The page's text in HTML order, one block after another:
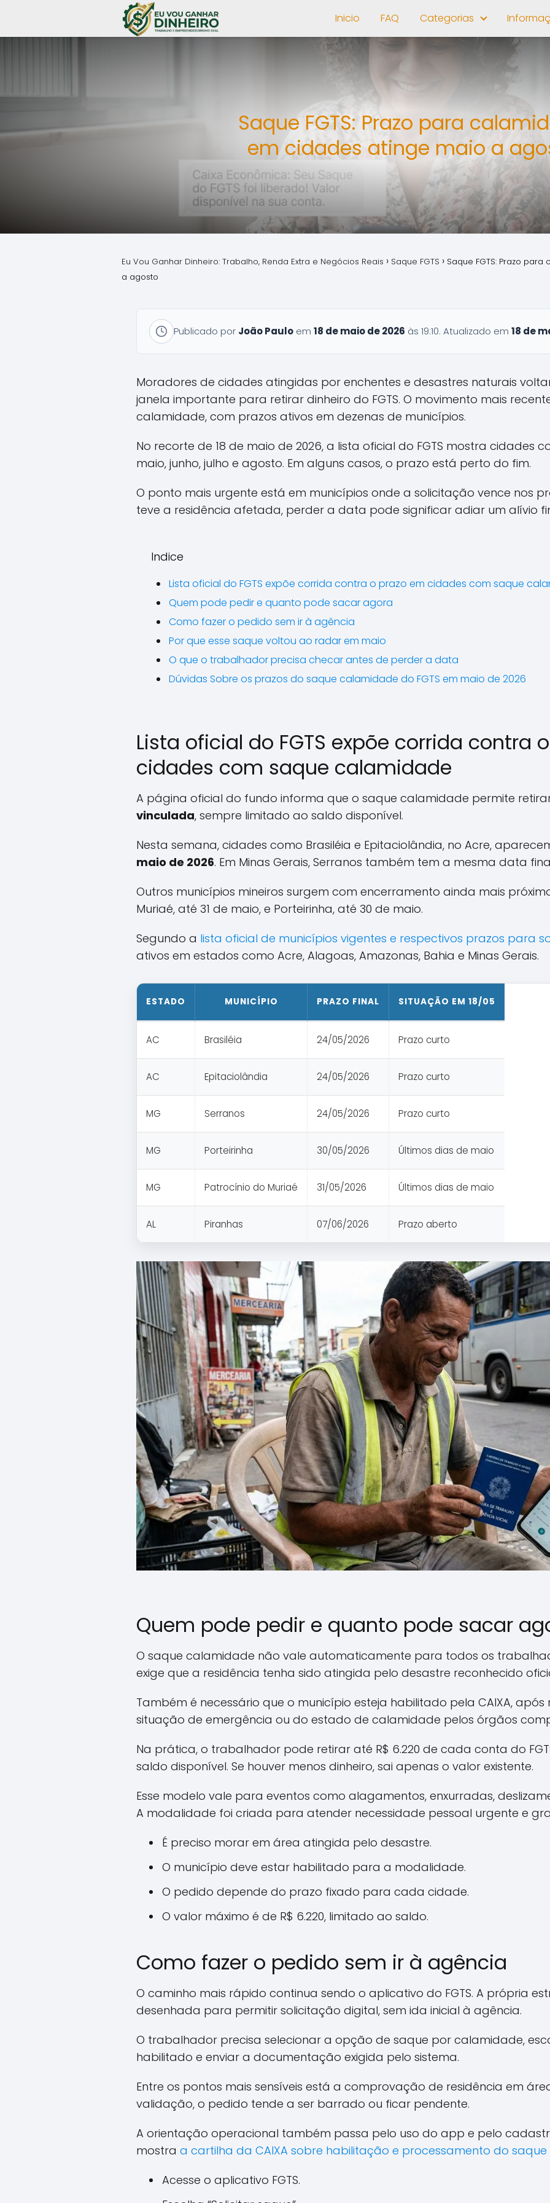
Inicio FAQ Categorias
Saque FGTS: Prazo para
em cidades atinge maio a
Eu Vou Ganhar Dinheiro: Trabalho, Renda Extra e Negócios Reais Saque FGTS
Saque FGTS: Prazo
a agosto
Publicado por João Paulo em 18 de maio de 2026 às 19:10. Atualizado em 18 de
Moradores de cidades atingidas por enchentes e desastres naturais
janela importante para retirar dinheiro do FGTS. O movimento mais
calamidade, com prazos ativos em dezenas de municípios.
No recorte de 18 de maio de 2026, a lista oficial do FGTS mostra cidades
maio, junho, julho e agosto. Em alguns casos, o prazo está perto do fim.
O ponto mais urgente está em municípios onde a solicitação vence nos
teve a residência afetada, perder a data pode significar adiar um alívio
Indice
Lista oficial do FGTS expõe corrida contra o prazo em cidades com saque
Quem pode pedir e quanto pode sacar agora
Como fazer o pedido sem ir à agência
Por que esse saque voltou ao radar em maio
O que o trabalhador precisa checar antes de perder a data
Dúvidas Sobre os prazos do saque calamidade do FGTS em maio de 2026
Lista oficial do FGTS expõe corrida contra
cidades com saque calamidade
A página oficial do fundo informa que o saque calamidade permite
vinculada, sempre limitado ao saldo disponível.
Nesta semana, cidades como Brasiléia e Epitaciolândia, no Acre,
maio de 2026. Em Minas Gerais, Serranos também tem a mesma data
Outros municípios mineiros surgem com encerramento ainda mais
Muriaé, até 31 de maio, e Porteirinha, até 30 de maio.
Segundo a lista oficial de municípios vigentes e respectivos prazos para
ativos em estados como Acre, Alagoas, Amazonas, Bahia e Minas Gerais.
ESTADO MUNICÍPIO PRAZO FINAL SITUAÇÃO EM 18/05
AC Brasiléia 24/05/2026 Prazo curto
AC Epitaciolândia 24/05/2026 Prazo curto
MG Serranos 24/05/2026 Prazo curto
MG Porteirinha 30/05/2026 Últimos dias de maio
MG Patrocínio do Muriaé 31/05/2026 Últimos dias de maio
AL Piranhas 07/06/2026 Prazo aberto
Quem pode pedir e quanto pode sacar
O saque calamidade não vale automaticamente para todos os
exige que a residência tenha sido atingida pelo desastre reconhecido
Também é necessário que o município esteja habilitado pela CAIXA,
situação de emergência ou do estado de calamidade pelos órgãos
Na prática, o trabalhador pode retirar até R$ 6.220 de cada conta do
saldo disponível. Se houver menos dinheiro, sai apenas o valor existente.
Esse modelo vale para eventos como alagamentos, enxurradas,
A modalidade foi criada para atender necessidade pessoal urgente e
É preciso morar em área atingida pelo desastre.
O município deve estar habilitado para a modalidade.
O pedido depende do prazo fixado para cada cidade.
O valor máximo é de R$ 6.220, limitado ao saldo.
Como fazer o pedido sem ir à agência
O caminho mais rápido continua sendo o aplicativo do FGTS. A própria
desenhada para permitir solicitação digital, sem ida inicial à agência.
O trabalhador precisa selecionar a opção de saque por calamidade,
habilitado e enviar a documentação exigida pelo sistema.
Entre os pontos mais sensíveis está a comprovação de residência em
validação, o pedido tende a ser barrado ou ficar pendente.
A orientação operacional também passa pelo uso do app e pelo
mostra a cartilha da CAIXA sobre habilitação e processamento do
Acesse o aplicativo FGTS.